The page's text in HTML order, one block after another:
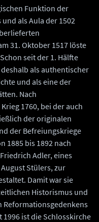
Funktion der
als Aula der 1502
31. Oktober 1517 löste
seit der 1. Hälfte
als authentischer
und als eine der
Nach
1760, bei der auch
der originalen
der Befreiungskriege
1885 bis 1892 nach
Adler, eines
Stülers, zur
Damit war sie
Historismus und
Reformationsgedenkens
ist die Schlosskirche